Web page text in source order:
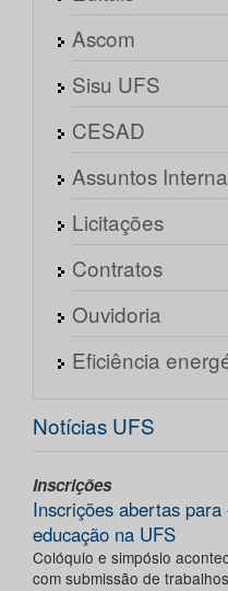
Ascom
Sisu UFS
CESAD
Assuntos
Licitações
Contratos
Ouvidoria
Eficiência
Notícias UFS
Inscrições
Inscrições abertas
educação na UFS
Colóquio e simpósio
com submissão de